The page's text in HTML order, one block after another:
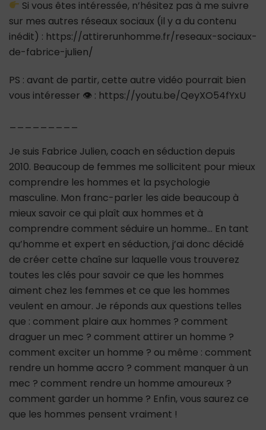
Si vous êtes intéressée, n’hésitez pas à me suivre
sur mes autres réseaux sociaux (il y a du contenu
inédit) : https://attirerunhomme.fr/reseaux-sociaux-
de-fabrice-julien/
PS : avant de partir, cette autre vidéo pourrait bien
vous intéresser 👁 : https://youtu.be/QeyXO54fYxU
Je suis Fabrice Julien, coach en séduction depuis
2010. Beaucoup de femmes me sollicitent pour mieux
comprendre les hommes et la psychologie
masculine. Mon franc-parler les aide beaucoup à
mieux savoir ce qui plaît aux hommes et à
comprendre comment séduire un homme… En tant
qu’homme et expert en séduction, j’ai donc décidé
de créer cette chaîne sur laquelle vous trouverez
toutes les clés pour savoir ce que les hommes
aiment chez les femmes et ce que les hommes
veulent en amour. Je réponds aux questions telles
que : comment plaire aux hommes ? comment
draguer un mec ? comment attirer un homme ?
comment exciter un homme ? ou même : comment
rendre un homme accro ? comment manquer à un
mec ? comment rendre un homme amoureux ?
comment garder un homme ? Enfin, vous saurez ce
que les hommes pensent vraiment !